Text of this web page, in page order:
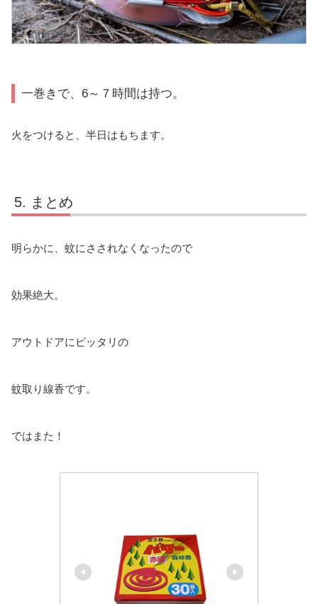
一巻きで、6～７時間は持つ。
火をつけると、半日はもちます。
まとめ
明らかに、蚊にさされなくなったので
効果絶大。
アウトドアにピッタリの
蚊取り線香です。
ではまた！